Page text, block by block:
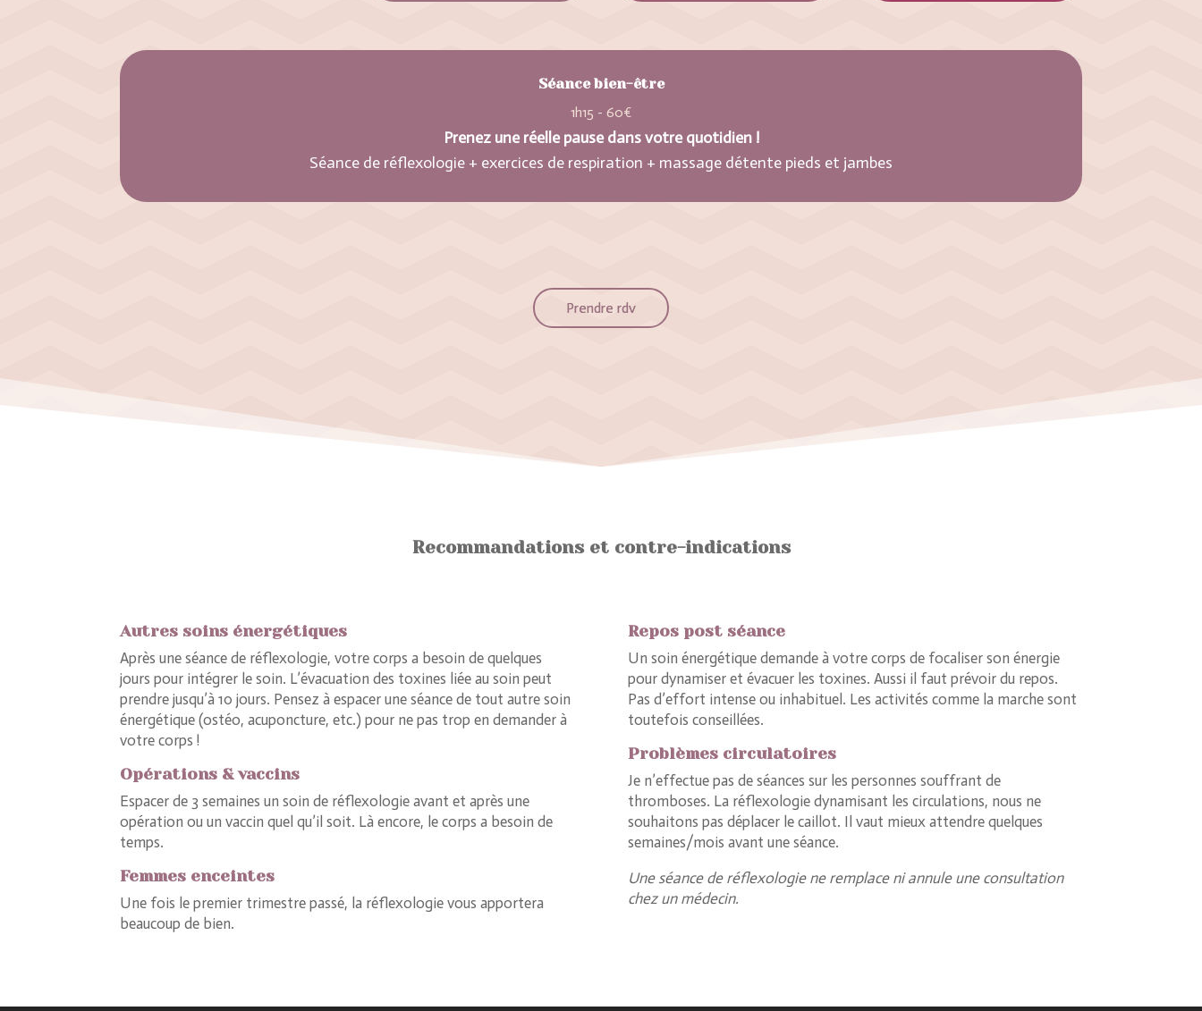
Séance bien-être
1h15 - 60€
Prenez une réelle pause dans votre quotidien !
Séance de réflexologie + exercices de respiration + massage détente pieds et jambes
Prendre rdv
Recommandations et contre-indications
Autres soins énergétiques
Après une séance de réflexologie, votre corps a besoin de quelques
jours pour intégrer le soin. L’évacuation des toxines liée au soin peut
prendre jusqu’à 10 jours. Pensez à espacer une séance de tout autre soin
énergétique (ostéo, acuponcture, etc.) pour ne pas trop en demander à
votre corps !
Opérations & vaccins
Espacer de 3 semaines un soin de réflexologie avant et après une
opération ou un vaccin quel qu’il soit. Là encore, le corps a besoin de
temps.
Femmes enceintes
Une fois le premier trimestre passé, la réflexologie vous apportera
beaucoup de bien.
Repos post séance
Un soin énergétique demande à votre corps de focaliser son énergie
pour dynamiser et évacuer les toxines. Aussi il faut prévoir du repos.
Pas d’effort intense ou inhabituel. Les activités comme la marche sont
toutefois conseillées.
Problèmes circulatoires
Je n’effectue pas de séances sur les personnes souffrant de
thromboses. La réflexologie dynamisant les circulations, nous ne
souhaitons pas déplacer le caillot. Il vaut mieux attendre quelques
semaines/mois avant une séance.
Une séance de réflexologie ne remplace ni annule une consultation
chez un médecin.